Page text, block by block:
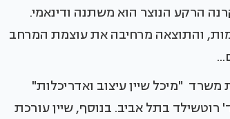
הרקע הנוצר הוא משתנה ודינאמי.
והתוצאה מרחיבה את עוצמת המרחב
משרד "מיכל שיין עיצוב ואדריכלות"
רוטשילד בתל אביב. בנוסף, שיין עורכת